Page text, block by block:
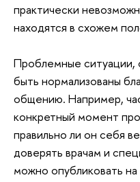
практически
находятся в схожем
Проблемные ситуации,
быть нормализованы
общению. Например,
конкретный момент
правильно ли он себя
доверять врачам и
можно опубликовать